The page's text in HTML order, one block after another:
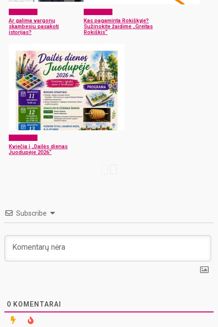
Ar galima vargonų
skambesiu pasakoti
istorijas?
Kas pagaminta Rokiškyje?
Sužinokite žaidime „Greitas
Rokiškis“
Kviečia į „Dailės dienas
Juodupėje 2026“
Subscribe
0 KOMENTARAI